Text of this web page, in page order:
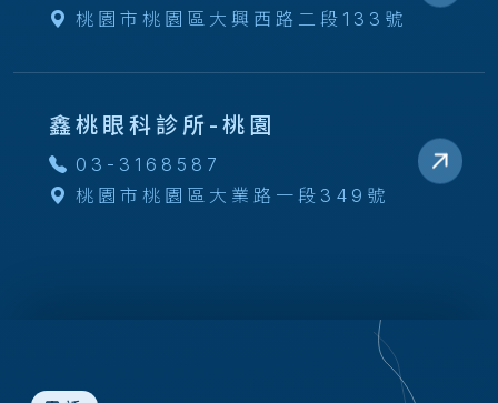
桃園市桃園區大興西路二段133號
鑫桃眼科診所-桃園
03-3168587
桃園市桃園區大業路一段349號